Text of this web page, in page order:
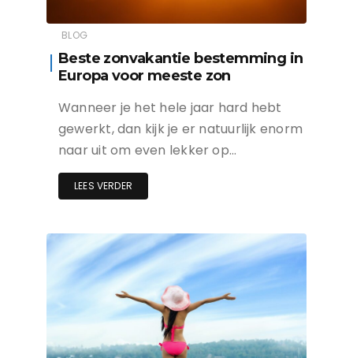
BLOG
Beste zonvakantie bestemming in
Europa voor meeste zon
Wanneer je het hele jaar hard hebt
gewerkt, dan kijk je er natuurlijk enorm
naar uit om even lekker op…
LEES VERDER